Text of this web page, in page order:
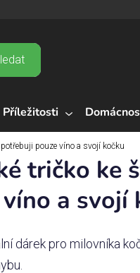
Příležitosti
pouze víno a svojí kočku
tričko ke
a svojí
dárek pro milovníka